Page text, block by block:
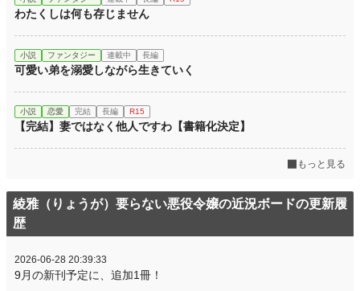
わたくしは何も存じません
小説 ファンタジー 連載中 長編
可愛い弟を溺愛しながら生きていく
小説 恋愛 完結 長編 R15
【完結】妻ではなく他人ですわ【書籍化決定】
もっと見る
綾雅（りょうが）要らない悪役令嬢の近況ボードの更新履
歴
2026-06-28 20:39:33
9月の新刊予定に、追加1冊！